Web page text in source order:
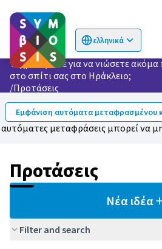
ελληνικά
Choose language
Τι χρειάζεστε για να νιώσετε
στο σπίτι σας στο Ηράκλειο;
/Προτάσεις
Εμφάνιση αυτόματα μεταφρασμένου
αυτόματες μεταφράσεις μπορεί να
Προτάσεις
Νέα ιδέα
Filter and search